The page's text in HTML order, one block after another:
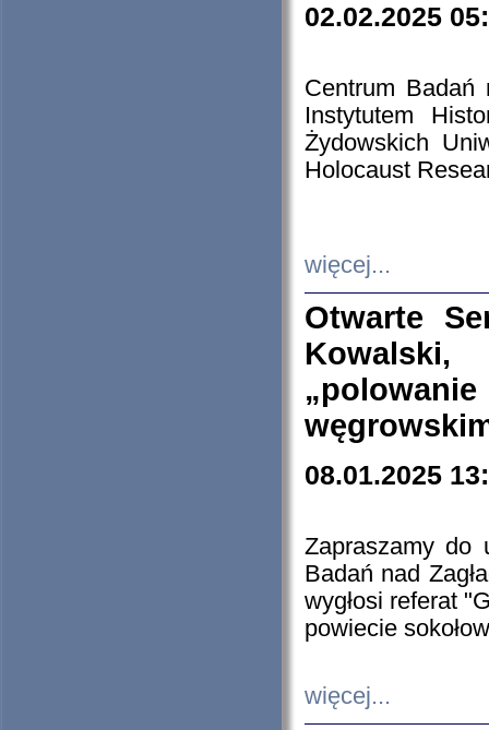
02.02.2025
Centrum Badań
Instytutem
Żydowskich
Holocaust
więcej...
Otwarte
08.01.2025
Zapraszamy do
Badań nad
wygłosi referat
powiecie
więcej...